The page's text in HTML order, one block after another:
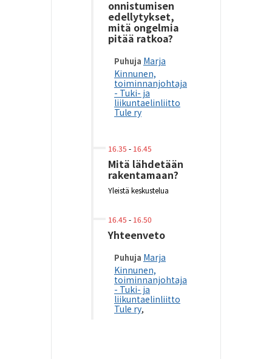
onnistumisen
edellytykset,
mitä ongelmia
pitää ratkoa?
Puhuja Marja
Kinnunen,
toiminnanjohtaja
- Tuki- ja
liikuntaelinliitto
Tule ry
16.35 - 16.45
Mitä lähdetään
rakentamaan?
Yleistä keskustelua
16.45 - 16.50
Yhteenveto
Puhuja Marja
Kinnunen,
toiminnanjohtaja
- Tuki- ja
liikuntaelinliitto
Tule ry,